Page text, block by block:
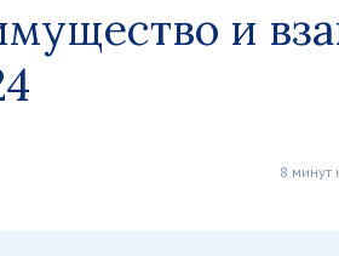
и
8 минут